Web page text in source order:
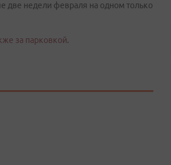
две недели февраля на одном только
за парковкой.